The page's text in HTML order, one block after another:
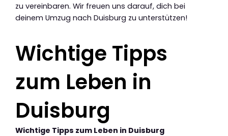
zu vereinbaren. Wir freuen uns darauf, dich bei
deinem Umzug nach Duisburg zu unterstützen!
Wichtige Tipps
zum Leben in
Duisburg
Wichtige Tipps zum Leben in Duisburg